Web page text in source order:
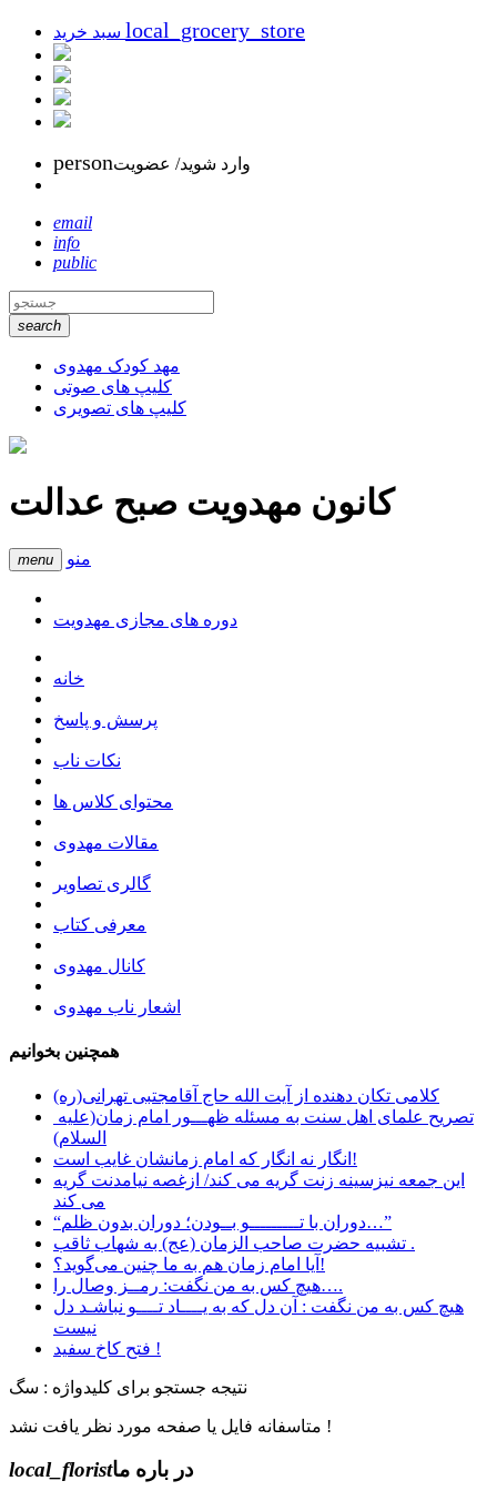
local_grocery_store
personوارد شوید/ عضویت
email
info
public
search
مهد کودک مهدوی
کلیپ های صوتی
کلیپ های تصویری
کانون مهدویت صبح عدالت
menu منو
دوره های مجازی مهدویت
خانه
پرسش و پاسخ
نکات ناب
محتوای کلاس ها
مقالات مهدوی
گالری تصاویر
معرفی کتاب
کانال مهدوی
اشعار ناب مهدوی
همچنین بخوانیم
کلامی تکان دهنده از آیت الله حاج آقامجتبی تهرانی(ره)
السلام)
انگار نه انگار که امام زمانشان غایب است!
این جمعه نیزسینه زنت گریه می کند/ ازغصه نیامدنت گریه
می کند
“دوران با تـــــــــو بــودن؛ دوران بدون ظلم…”
تشبیه حضرت صاحب الزمان (عج) به شهاب ثاقب .
آیا امام زمان هم به ما چنین می‌گوید؟!
هیچ کس به من نگفت: رمــز وصال را….
هیچ کس به من نگفت : آن دل که به یــــاد تــــو نباشـد دل
نیست
فتح کاخ سفید !
نتیجه جستجو برای کلیدواژه : سگ
متاسفانه فایل یا صفحه مورد نظر یافت نشد !
local_floristدر باره ما